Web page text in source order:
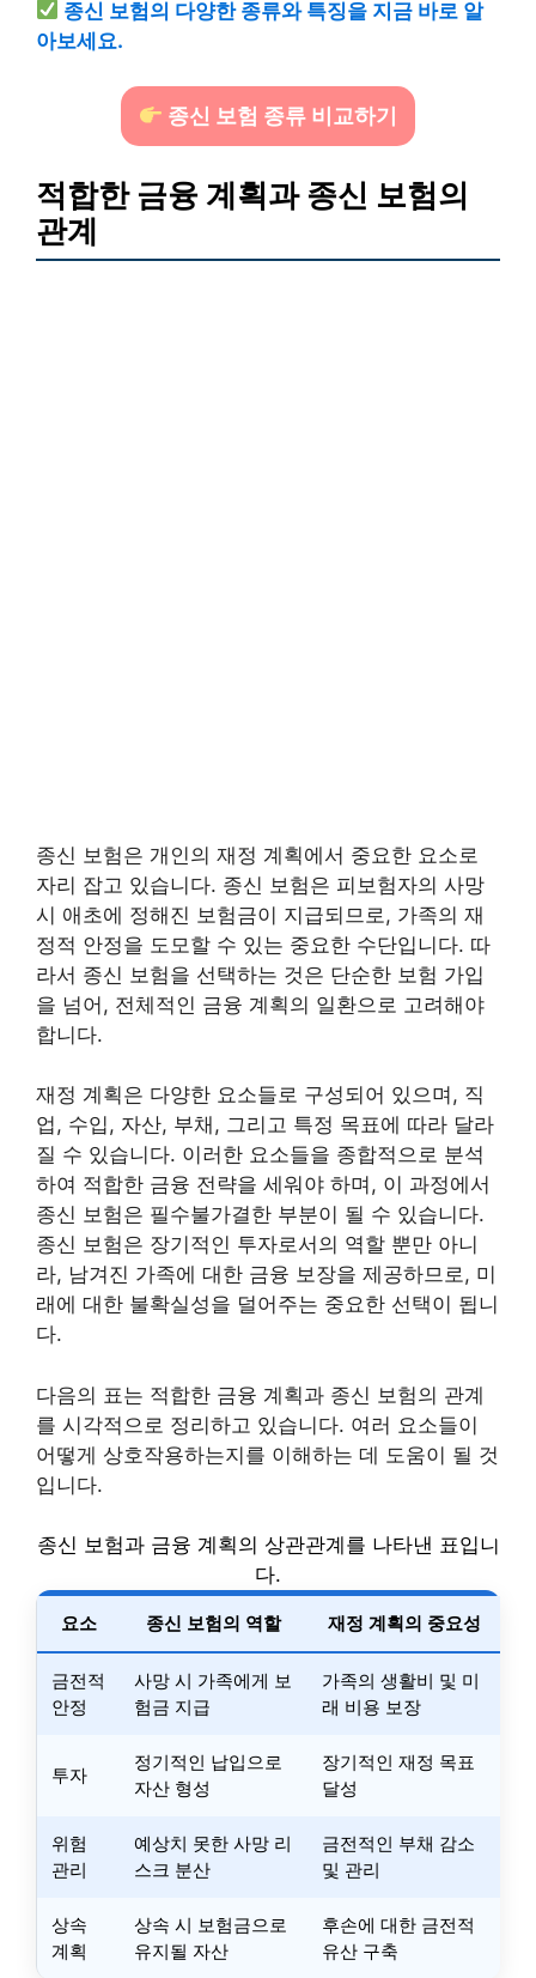
종신 보험의 다양한 종류와 특징을 지금 바로 알
아보세요.
종신 보험 종류 비교하기
적합한 금융 계획과 종신 보험의
관계
종신 보험은 개인의 재정 계획에서 중요한 요소로
자리 잡고 있습니다. 종신 보험은 피보험자의 사망
시 애초에 정해진 보험금이 지급되므로, 가족의 재
정적 안정을 도모할 수 있는 중요한 수단입니다. 따
라서 종신 보험을 선택하는 것은 단순한 보험 가입
을 넘어, 전체적인 금융 계획의 일환으로 고려해야
합니다.
재정 계획은 다양한 요소들로 구성되어 있으며, 직
업, 수입, 자산, 부채, 그리고 특정 목표에 따라 달라
질 수 있습니다. 이러한 요소들을 종합적으로 분석
하여 적합한 금융 전략을 세워야 하며, 이 과정에서
종신 보험은 필수불가결한 부분이 될 수 있습니다.
종신 보험은 장기적인 투자로서의 역할 뿐만 아니
라, 남겨진 가족에 대한 금융 보장을 제공하므로, 미
래에 대한 불확실성을 덜어주는 중요한 선택이 됩니
다.
다음의 표는 적합한 금융 계획과 종신 보험의 관계
를 시각적으로 정리하고 있습니다. 여러 요소들이
어떻게 상호작용하는지를 이해하는 데 도움이 될 것
입니다.
종신 보험과 금융 계획의 상관관계를 나타낸 표입니
다.
요소 종신 보험의 역할 재정 계획의 중요성
금전적
안정
사망 시 가족에게 보
험금 지급
가족의 생활비 및 미
래 비용 보장
투자
정기적인 납입으로
자산 형성
장기적인 재정 목표
달성
위험
관리
예상치 못한 사망 리
스크 분산
금전적인 부채 감소
및 관리
상속
계획
상속 시 보험금으로
유지될 자산
후손에 대한 금전적
유산 구축